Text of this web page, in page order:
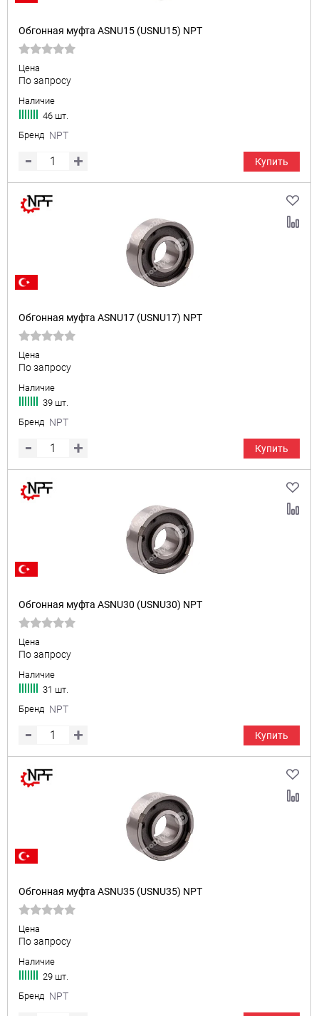
Обгонная муфта ASNU15 (USNU15) NPT
Цена
По запросу
Наличие
46 шт.
Бренд NPT
Купить
Обгонная муфта ASNU17 (USNU17) NPT
Цена
По запросу
Наличие
39 шт.
Бренд NPT
Купить
Обгонная муфта ASNU30 (USNU30) NPT
Цена
По запросу
Наличие
31 шт.
Бренд NPT
Купить
Обгонная муфта ASNU35 (USNU35) NPT
Цена
По запросу
Наличие
29 шт.
Бренд NPT